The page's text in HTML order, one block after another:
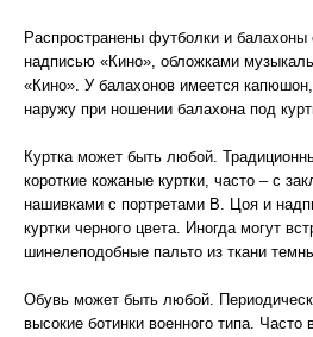
Распространены футболки и
надписью «Кино», обложками
«Кино». У балахонов имеется
наружу при ношении балахона под
Куртка может быть любой.
короткие кожаные куртки, часто – с
нашивками с портретами В. Цоя и
куртки черного цвета. Иногда могут
шинелеподобные пальто из ткани
Обувь может быть любой.
высокие ботинки военного типа. Часто